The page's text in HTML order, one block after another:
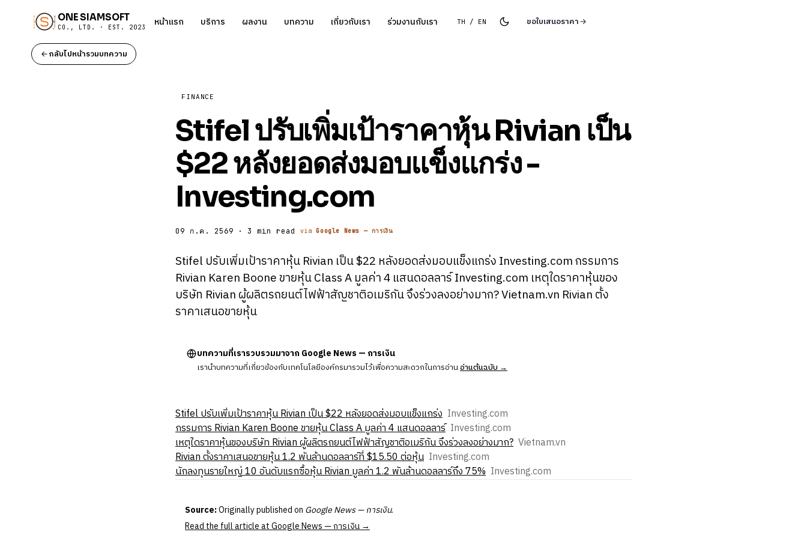
ONE SIAMSOFT
CO., LTD. · EST. 2023 หน้าแรก บริการ ผลงาน บทความ เกี่ยวกับเรา ร่วมงานกับเรา TH / EN ขอใบเสนอราคา
กลับไปหน้ารวมบทความ
FINANCE
Stifel ปรับเพิ่มเป้าราคาหุ้น Rivian เป็น
$22 หลังยอดส่งมอบแข็งแกร่ง -
Investing.com
09 ก.ค. 2569 · 3 min read viaGoogle News — การเงิน
Stifel ปรับเพิ่มเป้าราคาหุ้น Rivian เป็น $22 หลังยอดส่งมอบแข็งแกร่ง Investing.com กรรมการ
Rivian Karen Boone ขายหุ้น Class A มูลค่า 4 แสนดอลลาร์ Investing.com เหตุใดราคาหุ้นของ
บริษัท Rivian ผู้ผลิตรถยนต์ไฟฟ้าสัญชาติอเมริกัน จึงร่วงลงอย่างมาก? Vietnam.vn Rivian ตั้ง
ราคาเสนอขายหุ้น
บทความที่เรารวบรวมมาจาก Google News — การเงิน
เรานำบทความที่เกี่ยวข้องกับเทคโนโลยีองค์กรมารวมไว้เพื่อความสะดวกในการอ่านอ่านต้นฉบับ →
Stifel ปรับเพิ่มเป้าราคาหุ้น Rivian เป็น $22 หลังยอดส่งมอบแข็งแกร่ง Investing.com
กรรมการ Rivian Karen Boone ขายหุ้น Class A มูลค่า 4 แสนดอลลาร์ Investing.com
เหตุใดราคาหุ้นของบริษัท Rivian ผู้ผลิตรถยนต์ไฟฟ้าสัญชาติอเมริกัน จึงร่วงลงอย่างมาก? Vietnam.vn
Rivian ตั้งราคาเสนอขายหุ้น 1.2 พันล้านดอลลาร์ที่ $15.50 ต่อหุ้น Investing.com
นักลงทุนรายใหญ่ 10 อันดับแรกซื้อหุ้น Rivian มูลค่า 1.2 พันล้านดอลลาร์ถึง 75% Investing.com
Source:Originally published on Google News — การเงิน.
Read the full article at Google News — การเงิน →